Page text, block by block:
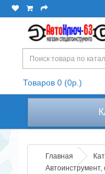
Товаров 0 (0р.)
Главная